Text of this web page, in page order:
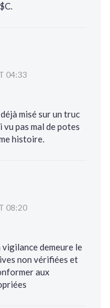
04:33
misé sur un truc
vu pas mal de potes
histoire.
08:20
demeure le
non vérifiées et
aux